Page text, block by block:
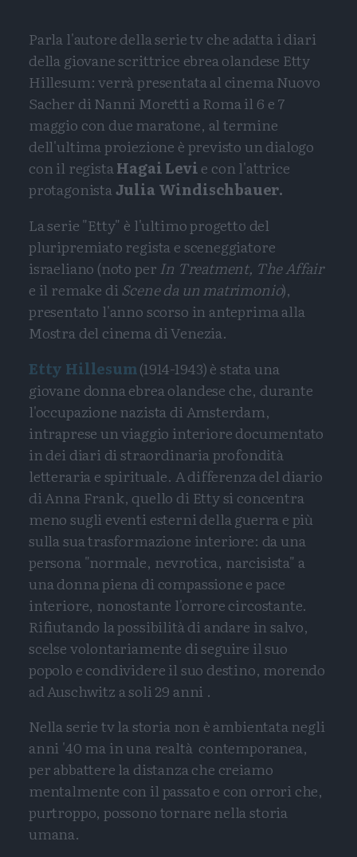
Parla l'autore della serie tv che adatta i diari
della giovane scrittrice ebrea olandese Etty
Hillesum: verrà presentata al cinema Nuovo
Sacher di Nanni Moretti a Roma il 6 e 7
maggio con due maratone, al termine
dell'ultima proiezione è previsto un dialogo
con il registaHagai Levie con l'attrice
protagonistaJulia Windischbauer.
La serie "Etty" è l'ultimo progetto del
pluripremiato regista e sceneggiatore
israeliano (noto perIn Treatment, The Affair
e il remake diScene da un matrimonio),
presentato l'anno scorso in anteprima alla
Mostra del cinema di Venezia.
Etty Hillesum(1914-1943) è stata una
giovane donna ebrea olandese che, durante
l'occupazione nazista di Amsterdam,
intraprese un viaggio interiore documentato
in dei diari di straordinaria profondità
letteraria e spirituale. A differenza del diario
di Anna Frank, quello di Etty si concentra
meno sugli eventi esterni della guerra e più
sulla sua trasformazione interiore: da una
persona "normale, nevrotica, narcisista" a
una donna piena di compassione e pace
interiore, nonostante l'orrore circostante.
Rifiutando la possibilità di andare in salvo,
scelse volontariamente di seguire il suo
popolo e condividere il suo destino, morendo
ad Auschwitz a soli 29 anni .
Nella serie tv la storia non è ambientata negli
anni '40 ma in una realtà contemporanea,
per abbattere la distanza che creiamo
mentalmente con il passato e con orrori che,
purtroppo, possono tornare nella storia
umana.